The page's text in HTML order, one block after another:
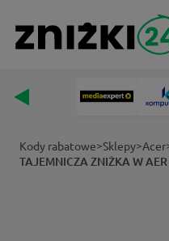
Kody rabatowe>Sklepy>Acer
TAJEMNICZA ZNIŻKA W